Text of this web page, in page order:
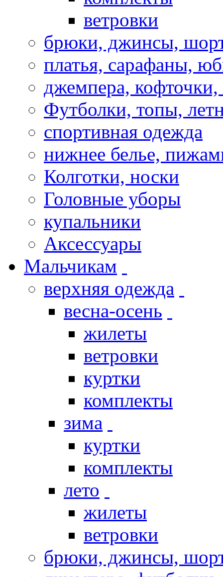
ветровки
брюки, джинсы,
платья, сарафаны,
джемпера,
Футболки, топы,
спортивная одежда
нижнее белье,
Колготки, носки
Головные уборы
купальники
Аксессуары
Мальчикам
верхняя одежда
весна-осень
жилеты
ветровки
куртки
комплекты
зима
куртки
комплекты
лето
жилеты
ветровки
брюки, джинсы,